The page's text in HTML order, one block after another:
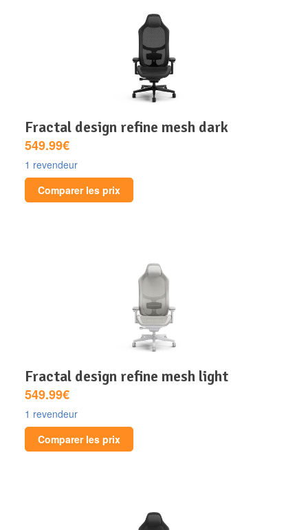
fractal design refine mesh dark
549.99€
1 revendeur
Comparer les prix
fractal design refine mesh light
549.99€
1 revendeur
Comparer les prix